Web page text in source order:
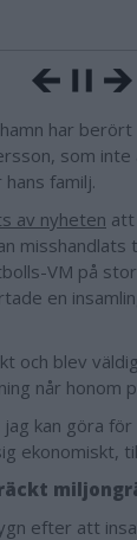
har berört
som inte
familj.
av nyheten att
misshandlats
VM på
en
och blev
når honom
kan göra för
ekonomiskt,
efter att